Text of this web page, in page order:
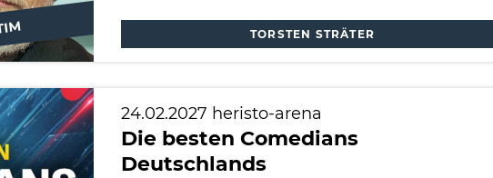
TORSTEN STRÄTER
24.02.2027 heristo-arena
Die besten Comedians
Deutschlands